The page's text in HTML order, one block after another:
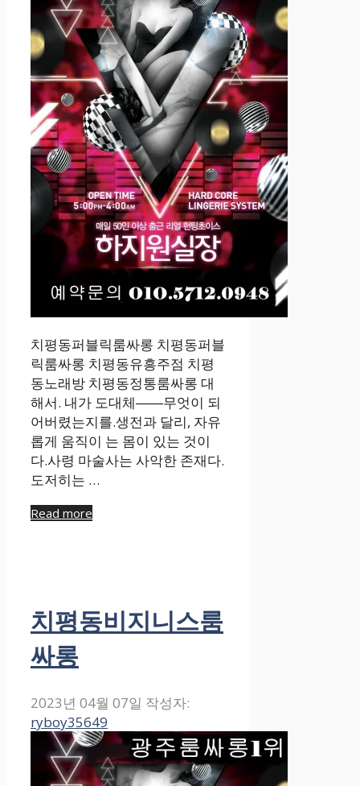
치평동퍼블릭룸싸롱 치평동퍼블
릭룸싸롱 치평동유흥주점 치평
동노래방 치평동정통룸싸롱 대
해서. 내가 도대체――무엇이 되
어버렸는지를.생전과 달리, 자유
롭게 움직이 는 몸이 있는 것이
다.사령 마술사는 사악한 존재다.
도저히는 …
Read more
치평동비지니스룸
싸롱
2023년 04월 07일 작성자:
ryboy35649